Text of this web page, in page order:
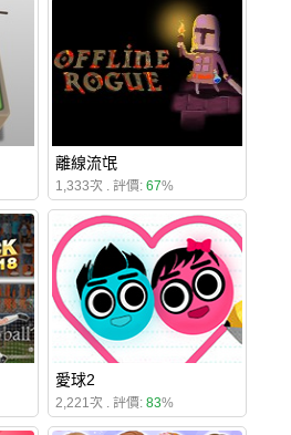
離線流氓
1,333次 . 評價: 67%
愛球2
2,221次 . 評價: 83%